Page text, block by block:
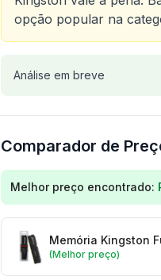
opção popular na
Análise do produto
Análise em breve
Comparador de
Comparação de preços
Melhor preço encontrado:
Memória Kingston
(Melhor preço)